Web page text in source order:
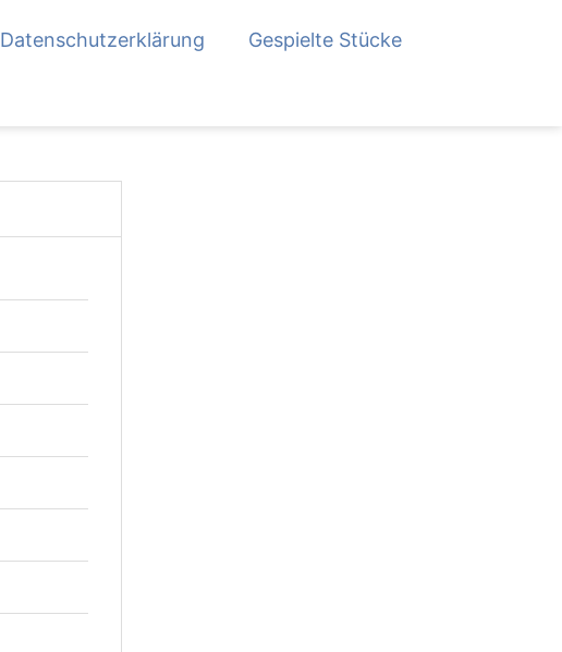
Datenschutzerklärung Gespielte Stücke